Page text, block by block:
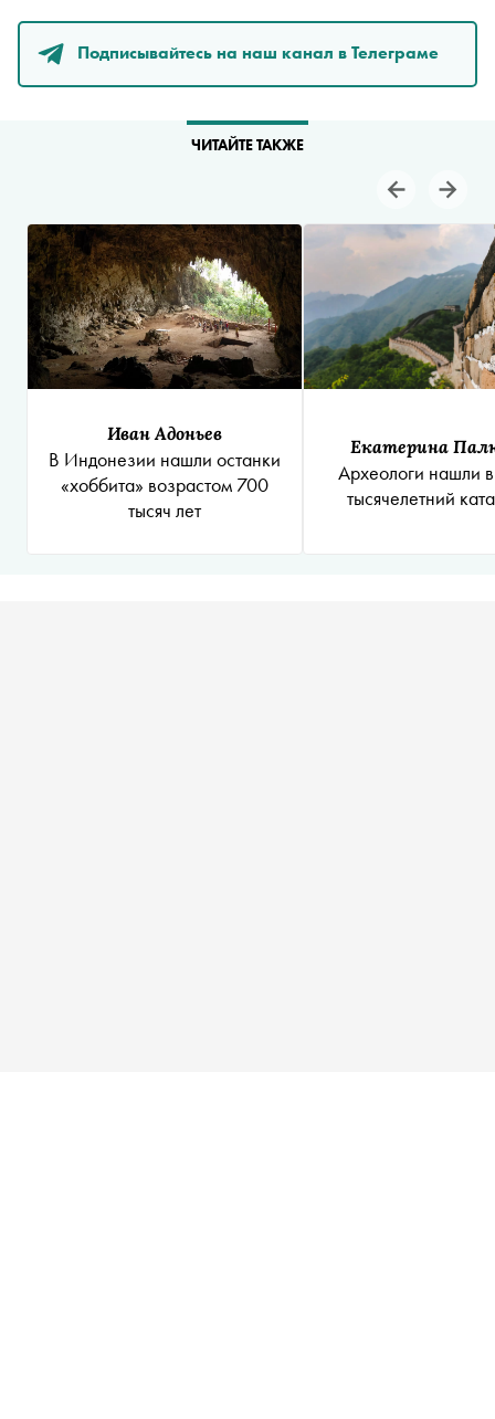
Подписывайтесь на наш канал в Телеграме
ЧИТАЙТЕ ТАКЖЕ
Иван Адоньев
В Индонезии нашли останки
«хоббита» возрастом 700
тысяч лет
Екатерина
Археологи нашли
тысячелетний